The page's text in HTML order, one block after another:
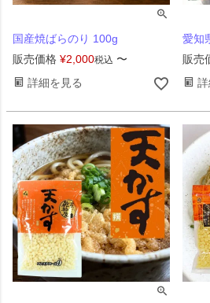
国産焼ばらのり 100g
販売価格 ¥2,000税込 〜
詳細を見る
愛知
販売